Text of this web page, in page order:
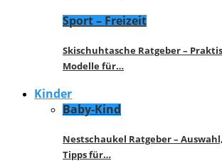
Sport – Freizeit
Skischuhtasche Ratgeber –
Modelle für…
Kinder
Baby-Kind
Nestschaukel Ratgeber –
Tipps für…